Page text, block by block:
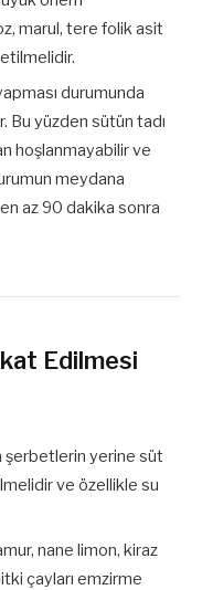
marul, tere folik asit
durumunda
Bu yüzden sütün tadı
hoşlanmayabilir ve
meydana
az 90 dakika sonra
Edilmesi
şerbetlerin yerine süt
ve özellikle su
nane limon, kiraz
çayları emzirme